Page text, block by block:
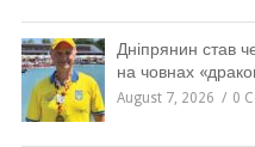
Дніпрянин став
на човнах
August 7, 2026 0